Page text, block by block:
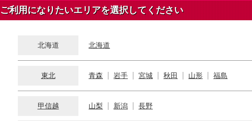
ご利用になりたいエリアを選択してください
北海道 北海道
東北 青森 岩手 宮城 秋田 山形 福島
甲信越 山梨 新潟 長野